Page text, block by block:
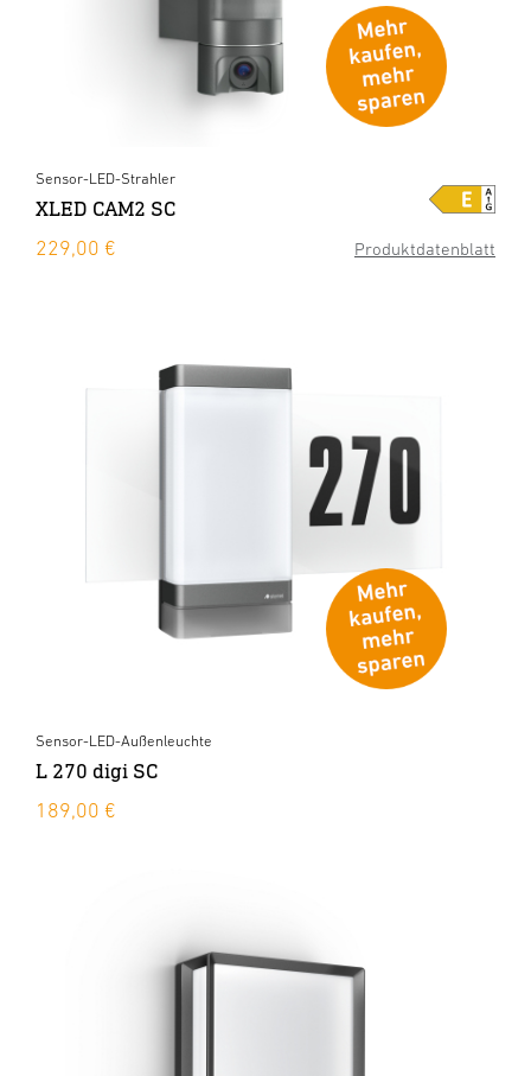
Produktdatenblatt
Sensor-LED-Strahler
XLED CAM2 SC
229,00 €
Sensor-LED-Außenleuchte
L 270 digi SC
189,00 €